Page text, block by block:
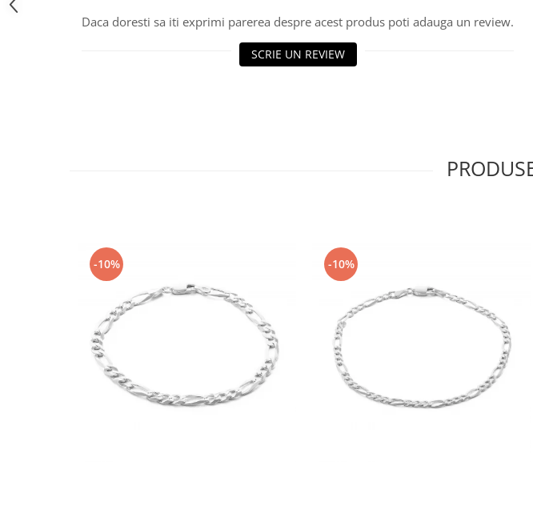
Daca doresti sa iti exprimi parerea despre acest produs poti adauga un review.
SCRIE UN REVIEW
-10% -10%